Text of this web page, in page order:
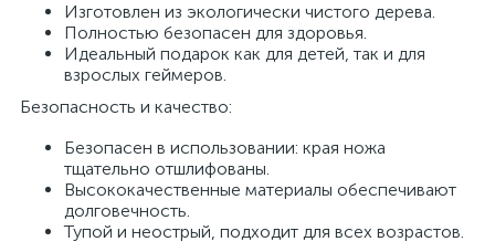
Изготовлен из экологически чистого дерева.
Полностью безопасен для здоровья.
Идеальный подарок как для детей, так и для
взрослых геймеров.
Безопасность и качество:
Безопасен в использовании: края ножа
тщательно отшлифованы.
Высококачественные материалы обеспечивают
долговечность.
Тупой и неострый, подходит для всех возрастов.